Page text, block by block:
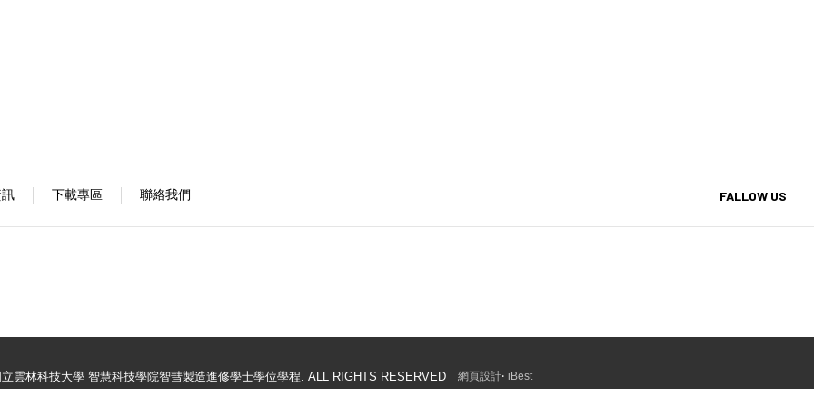
下載專區 聯絡我們 FALLOW US
雲林科技大學 智慧科技學院智彗製造進修學士學位學程. ALL RIGHTS RESERVED 網頁設計‧ iBest